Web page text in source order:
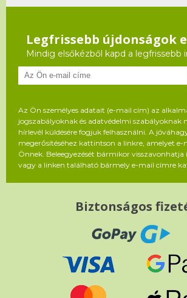
Legfrissebb újdonságok
Mindig elsőkézből kapd a legfrissebb
Az Ön személyes adatait (e-mail cím) az
jogszabályoknak és adatvédelmi szabályoknak
hírlevél küldésére fogjuk felhasználni. A
megerősítéséhez kattintson a linkre, amelyet
Önnek. Beleegyezését bármikor visszavonhatja
vagy a linken található bármely e-mail címre
Biztonságos